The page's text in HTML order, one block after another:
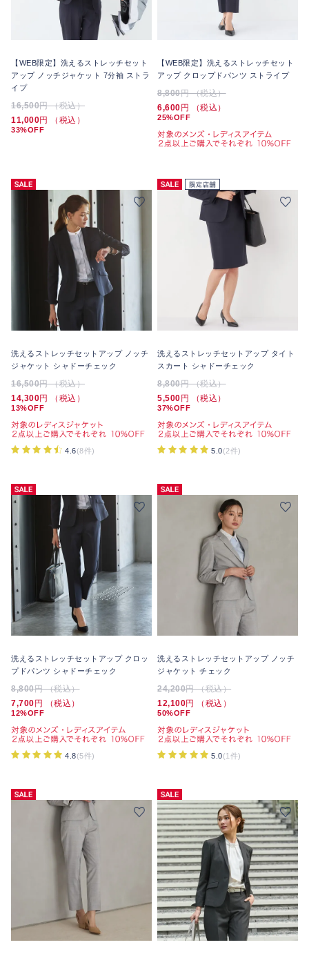
【WEB限定】洗えるストレッチセット
アップ ノッチジャケット 7分袖 ストラ
イプ
16,500円 （税込）
11,000円 （税込）
33%OFF
【WEB限定】洗えるストレッチセット
アップ クロップドパンツ ストライプ
8,800円 （税込）
6,600円 （税込）
25%OFF
洗えるストレッチセットアップ ノッチ
ジャケット シャドーチェック
16,500円 （税込）
14,300円 （税込）
13%OFF
4.6(8件)
洗えるストレッチセットアップ タイト
スカート シャドーチェック
8,800円 （税込）
5,500円 （税込）
37%OFF
5.0(2件)
洗えるストレッチセットアップ クロッ
プドパンツ シャドーチェック
8,800円 （税込）
7,700円 （税込）
12%OFF
4.8(5件)
洗えるストレッチセットアップ ノッチ
ジャケット チェック
24,200円 （税込）
12,100円 （税込）
50%OFF
5.0(1件)